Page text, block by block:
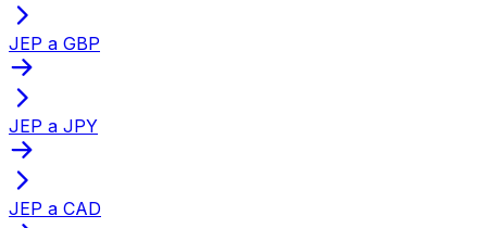
JEP a GBP
JEP a JPY
JEP a CAD